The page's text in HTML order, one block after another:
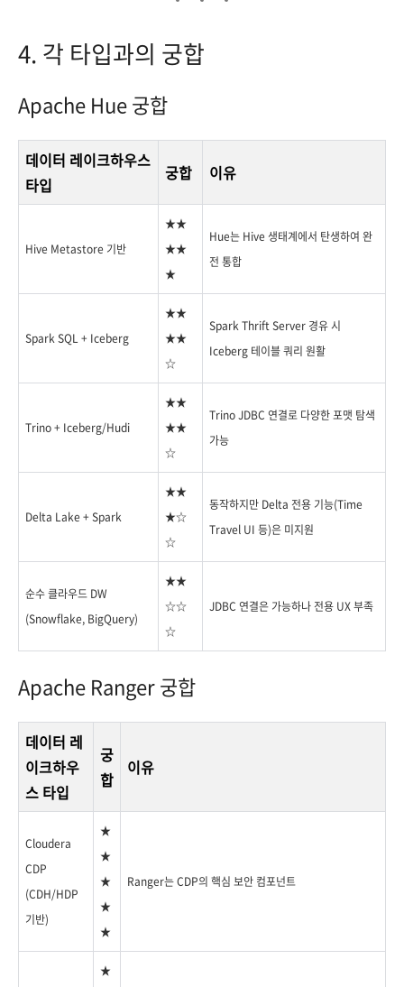
4. 각 타입과의 궁합
Apache Hue 궁합
데이터 레이크하우스
타입
궁합 이유
Hive Metastore 기반
★★
★★
★
Hue는 Hive 생태계에서 탄생하여 완
전 통합
Spark SQL + Iceberg
★★
★★
☆
Spark Thrift Server 경유 시
Iceberg 테이블 쿼리 원활
Trino + Iceberg/Hudi
★★
★★
☆
Trino JDBC 연결로 다양한 포맷 탐색
가능
Delta Lake + Spark
★★
★☆
☆
동작하지만 Delta 전용 기능(Time
Travel UI 등)은 미지원
순수 클라우드 DW
(Snowflake, BigQuery)
★★
☆☆
☆
JDBC 연결은 가능하나 전용 UX 부족
Apache Ranger 궁합
데이터 레
이크하우
스 타입
궁
합
이유
Cloudera
CDP
(CDH/HDP
기반)
★
★
★
★
★
Ranger는 CDP의 핵심 보안 컴포넌트
★